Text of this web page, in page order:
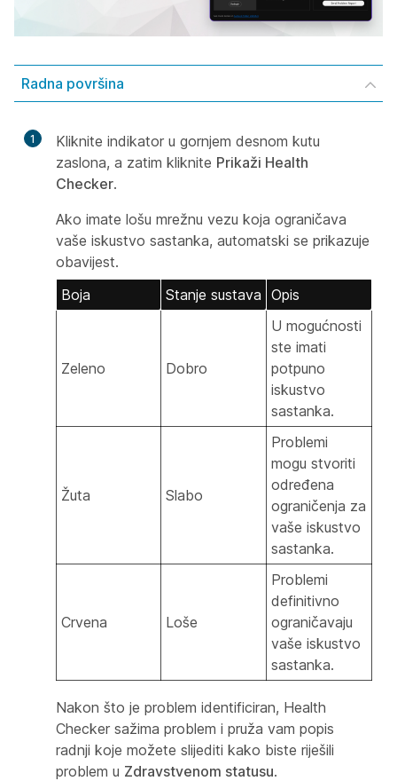
Radna površina
1
Kliknite indikator u gornjem desnom kutu
zaslona, a zatim kliknite Prikaži Health
Checker.
Ako imate lošu mrežnu vezu koja ograničava
vaše iskustvo sastanka, automatski se prikazuje
obavijest.
Boja
Stanje sustava Opis
Zeleno Dobro
U mogućnosti
ste imati
potpuno
iskustvo
sastanka.
Žuta Slabo
Problemi
mogu stvoriti
određena
ograničenja za
vaše iskustvo
sastanka.
Crvena Loše
Problemi
definitivno
ograničavaju
vaše iskustvo
sastanka.
Nakon što je problem identificiran, Health
Checker sažima problem i pruža vam popis
radnji koje možete slijediti kako biste riješili
problem u Zdravstvenom statusu.